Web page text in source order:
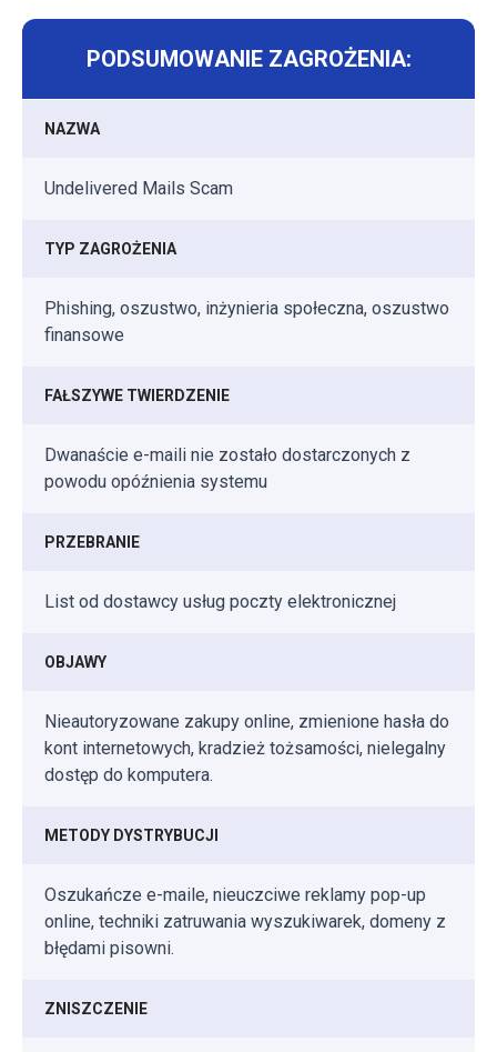
PODSUMOWANIE ZAGROŻENIA:
NAZWA
Undelivered Mails Scam
TYP ZAGROŻENIA
Phishing, oszustwo, inżynieria społeczna, oszustwo
finansowe
FAŁSZYWE TWIERDZENIE
Dwanaście e-maili nie zostało dostarczonych z
powodu opóźnienia systemu
PRZEBRANIE
List od dostawcy usług poczty elektronicznej
OBJAWY
Nieautoryzowane zakupy online, zmienione hasła do
kont internetowych, kradzież tożsamości, nielegalny
dostęp do komputera.
METODY DYSTRYBUCJI
Oszukańcze e-maile, nieuczciwe reklamy pop-up
online, techniki zatruwania wyszukiwarek, domeny z
błędami pisowni.
ZNISZCZENIE